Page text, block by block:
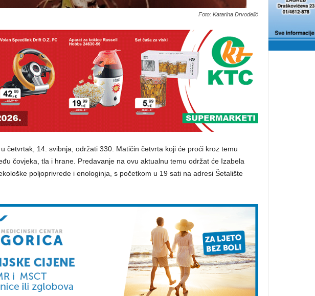
Foto: Katarina Drvodelić
četvrtak, 14. svibnja, održati 330. Matičin četvrta koji će proći kroz temu
čovjeka, tla i hrane. Predavanje na ovu aktualnu temu održat će Izabela
poljoprivrede i enologinja, s početkom u 19 sati na adresi Šetalište